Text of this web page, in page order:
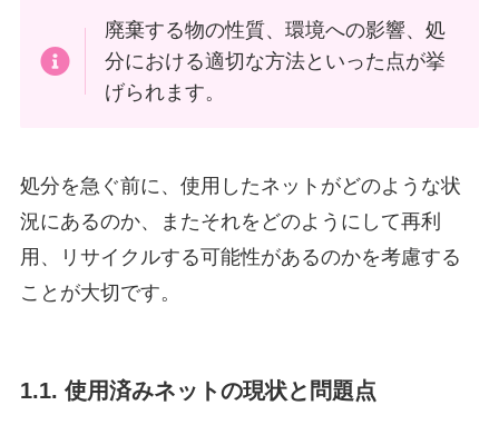
廃棄する物の性質、環境への影響、処
分における適切な方法といった点が挙
げられます。
処分を急ぐ前に、使用したネットがどのような状
況にあるのか、またそれをどのようにして再利
用、リサイクルする可能性があるのかを考慮する
ことが大切です。
1.1. 使用済みネットの現状と問題点